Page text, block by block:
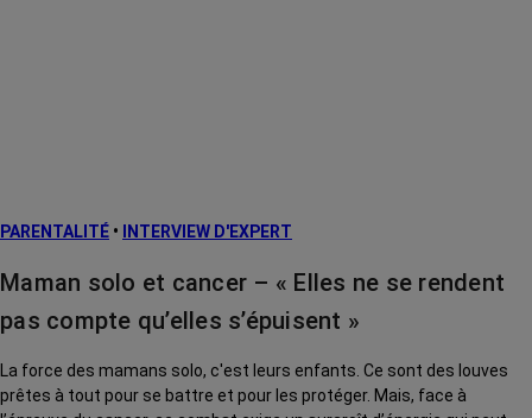
PARENTALITÉ • INTERVIEW D'EXPERT
Maman solo et cancer – « Elles ne se rendent
pas compte qu’elles s’épuisent »
La force des mamans solo, c'est leurs enfants. Ce sont des louves
prêtes à tout pour se battre et pour les protéger. Mais, face à